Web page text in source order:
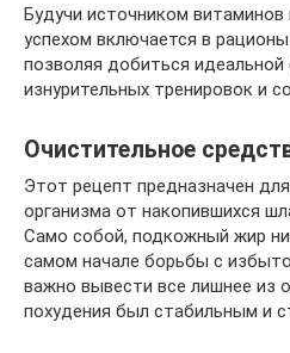
Будучи источником витаминов
успехом включается в
позволяя добиться идеальной
изнурительных тренировок и
Очистительное
Этот рецепт предназначен
организма от накопившихся
Само собой, подкожный жир
самом начале борьбы с
важно вывести все лишнее из
похудения был стабильным и